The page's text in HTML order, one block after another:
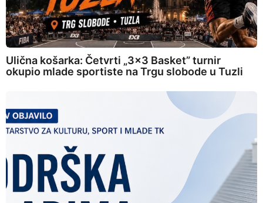
Ulična košarka: Četvrti „3×3 Basket” turnir
okupio mlade sportiste na Trgu slobode u Tuzli